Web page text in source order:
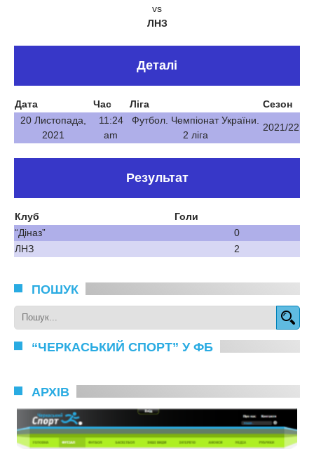
vs
ЛНЗ
Деталі
Дата Час Ліга
Сезон
20 Листопада,
2021
11:24
am
Футбол. Чемпіонат України.
2 ліга
2021/22
Результат
Клуб
Голи
“Діназ”
0
ЛНЗ
2
ПОШУК
“ЧЕРКАСЬКИЙ СПОРТ” У ФБ
АРХІВ